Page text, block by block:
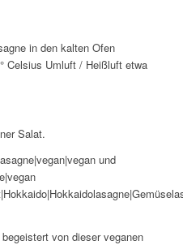
in den kalten Ofen
Celsius Umluft / Heißluft etwa
Salat.
von dieser veganen